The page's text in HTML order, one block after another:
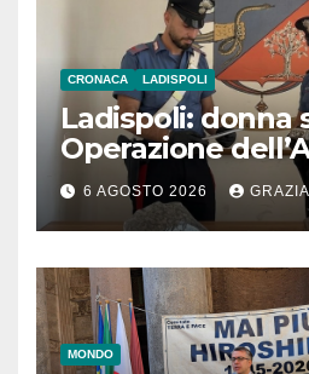
CRONACA LADISPOLI
Ladispoli: donna
Operazione
6 AGOSTO 2026
MONDO